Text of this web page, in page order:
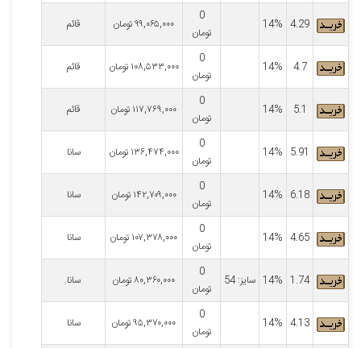
4.29
14%
0
تومان
۹۹,۰۶۵,۰۰۰تومان قائم
4.7
14%
0
تومان
۱۰۸,۵۳۳,۰۰۰ تومان قائم
5.1
14%
0
تومان
۱۱۷,۷۶۹,۰۰۰ تومان قائم
5.91
14%
0
تومان
۱۳۶,۴۷۴,۰۰۰ تومان سانا
6.18
14%
0
تومان
۱۴۲,۷۰۹,۰۰۰ تومان سانا
4.65
14%
0
تومان
۱۰۷,۳۷۸,۰۰۰ تومان سانا
1.74
14% سایز: 54
0
تومان
۸۰,۳۶۰,۰۰۰تومان سانا
4.13
14%
0
تومان
۹۵,۳۷۰,۰۰۰تومان سانا